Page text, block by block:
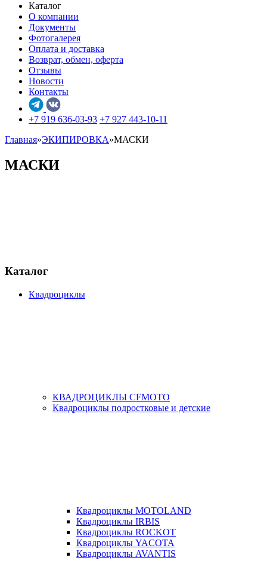
Каталог
О компании
Документы
Фотогалерея
Оплата и доставка
Возврат, обмен, оферта
Отзывы
Новости
Контакты
+7 919 636-03-93 +7 927 443-10-11
Главная»ЭКИПИРОВКА»МАСКИ
МАСКИ
Каталог
Квадроциклы
КВАДРОЦИКЛЫ CFMOTO
Квадроциклы подростковые и детские
Квадроциклы MOTOLAND
Квадроциклы IRBIS
Квадроциклы ROCKOT
Квадроциклы YACOTA
Квадроциклы AVANTIS